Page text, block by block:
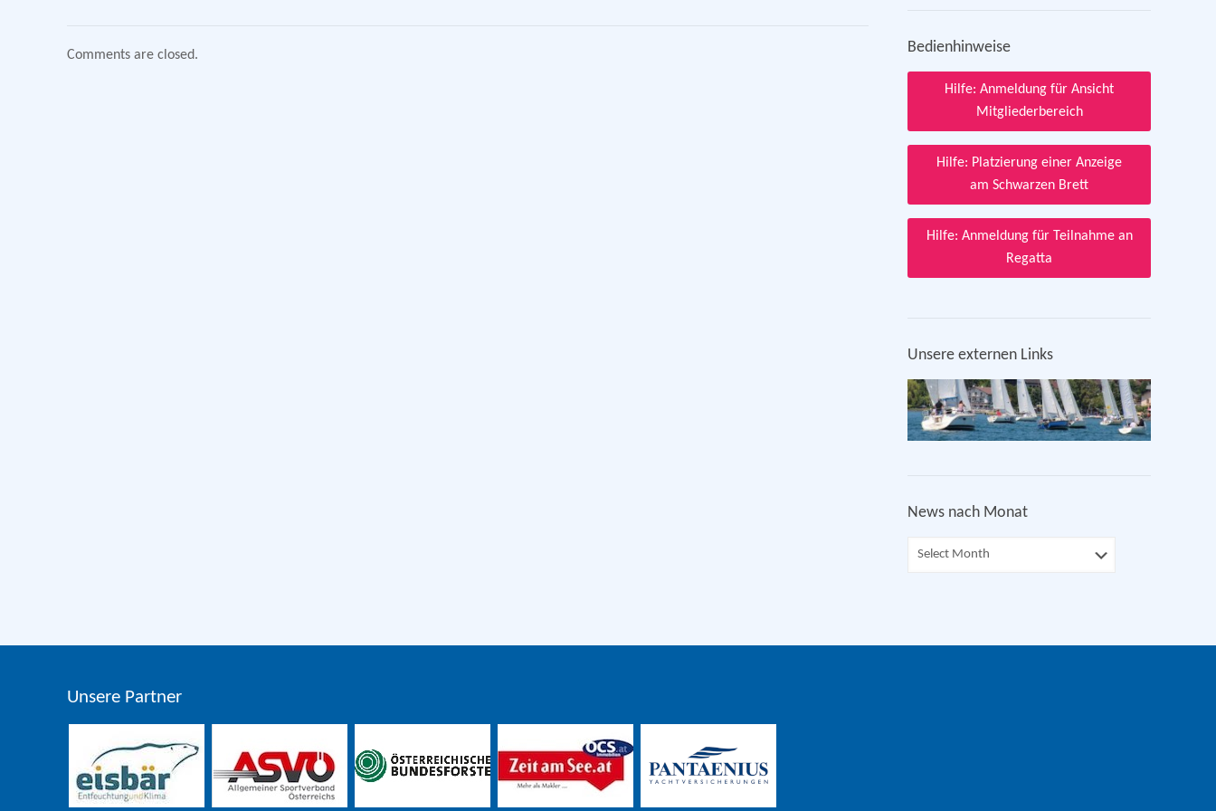
Comments are closed. Bedienhinweise
Hilfe: Anmeldung für Ansicht
Mitgliederbereich
Hilfe: Platzierung einer Anzeige
am Schwarzen Brett
Hilfe: Anmeldung für Teilnahme an
Regatta
Unsere externen Links
News nach Monat
Unsere Partner